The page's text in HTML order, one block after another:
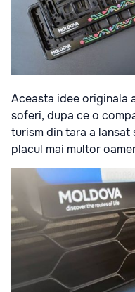
Aceasta idee originala
soferi, dupa ce o
turism din tara a
placul mai multor